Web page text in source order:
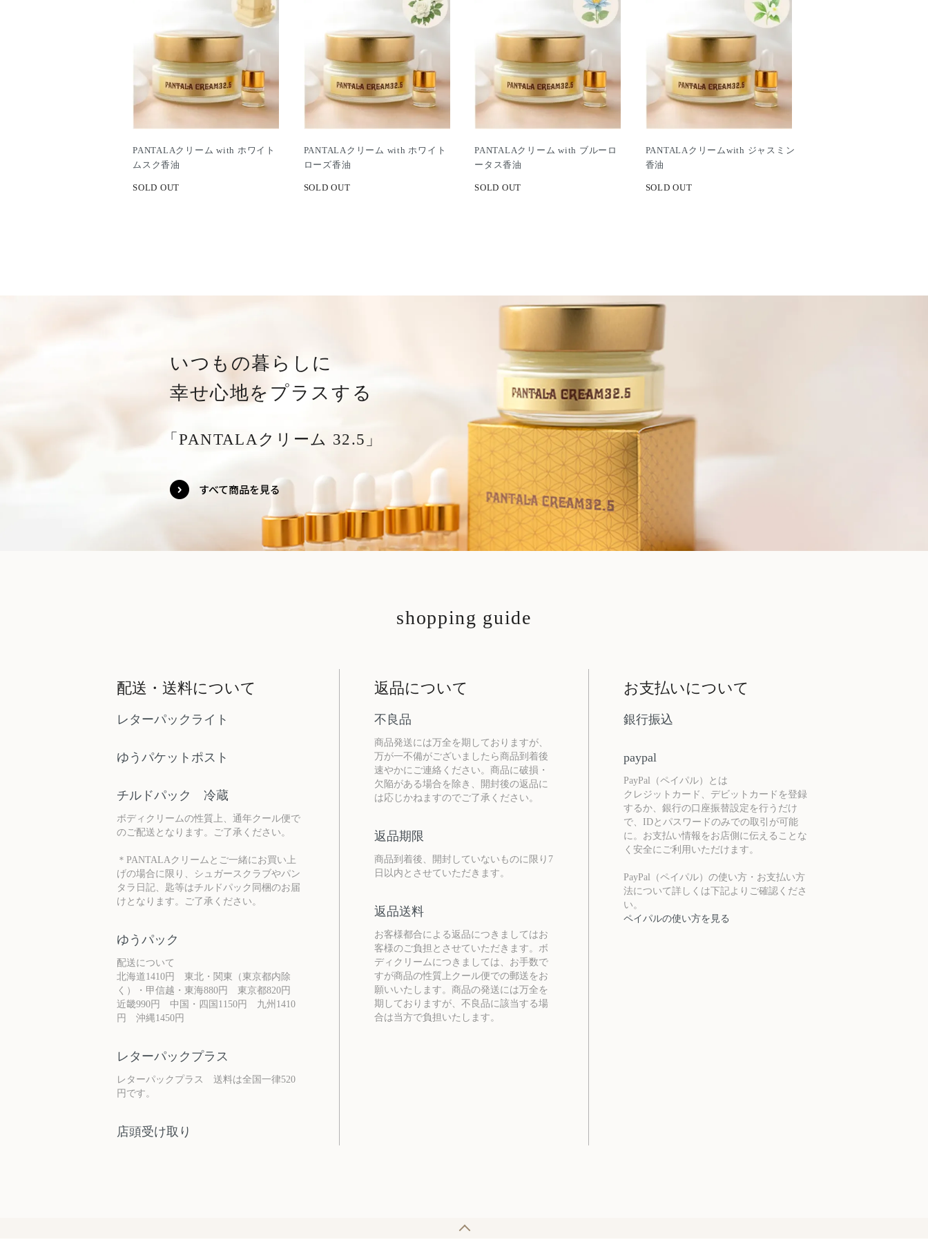
PANTALAクリーム with ホワイト
ムスク香油
SOLD OUT
PANTALAクリーム with ホワイト
ローズ香油
SOLD OUT
PANTALAクリーム with ブルーロ
ータス香油
SOLD OUT
PANTALAクリームwith ジャスミン
香油
SOLD OUT
いつもの暮らしに
幸せ心地をプラスする
「PANTALAクリーム 32.5」
すべて商品を見る
shopping guide
配送・送料について
レターパックライト
ゆうパケットポスト
チルドパック 冷蔵
ボディクリームの性質上、通年クール便で
のご配送となります。ご了承ください。
＊PANTALAクリームとご一緒にお買い上
げの場合に限り、シュガースクラブやパン
タラ日記、匙等はチルドパック同梱のお届
けとなります。ご了承ください。
ゆうパック
配送について
北海道1410円 東北・関東（東京都内除
く）・甲信越・東海880円 東京都820円
近畿990円 中国・四国1150円 九州1410
円 沖縄1450円
レターパックプラス
レターパックプラス 送料は全国一律520
円です。
店頭受け取り
返品について
不良品
商品発送には万全を期しておりますが、
万が一不備がございましたら商品到着後
速やかにご連絡ください。商品に破損・
欠陥がある場合を除き、開封後の返品に
は応じかねますのでご了承ください。
返品期限
商品到着後、開封していないものに限り7
日以内とさせていただきます。
返品送料
お客様都合による返品につきましてはお
客様のご負担とさせていただきます。ボ
ディクリームにつきましては、お手数で
すが商品の性質上クール便での郵送をお
願いいたします。商品の発送には万全を
期しておりますが、不良品に該当する場
合は当方で負担いたします。
お支払いについて
銀行振込
paypal
PayPal（ペイパル）とは
クレジットカード、デビットカードを登録
するか、銀行の口座振替設定を行うだけ
で、IDとパスワードのみでの取引が可能
に。お支払い情報をお店側に伝えることな
く安全にご利用いただけます。
PayPal（ペイパル）の使い方・お支払い方
法について詳しくは下記よりご確認くださ
い。
ペイパルの使い方を見る